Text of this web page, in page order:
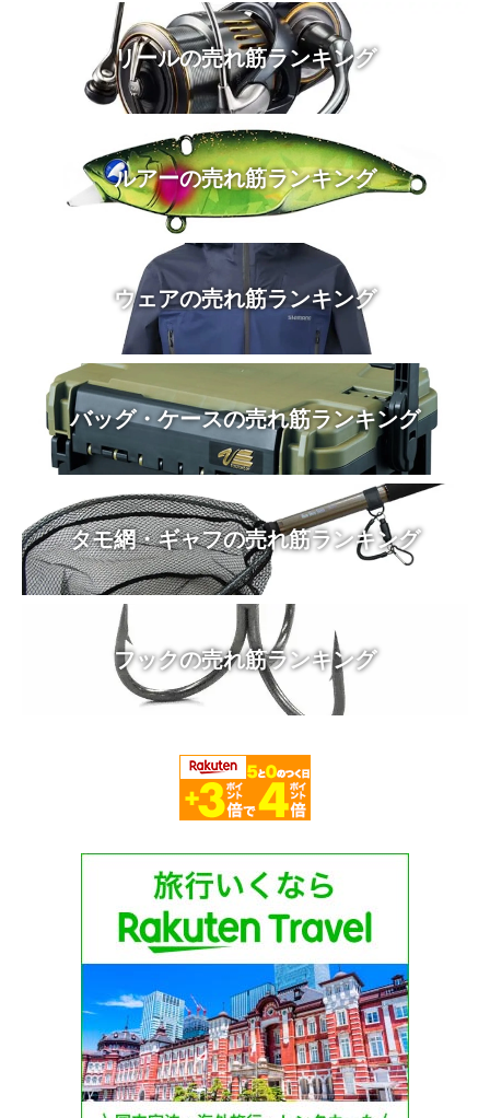
リールの売れ筋ランキング
ルアーの売れ筋ランキング
ウェアの売れ筋ランキング
バッグ・ケースの売れ筋ランキング
タモ網・ギャフの売れ筋ランキング
フックの売れ筋ランキング